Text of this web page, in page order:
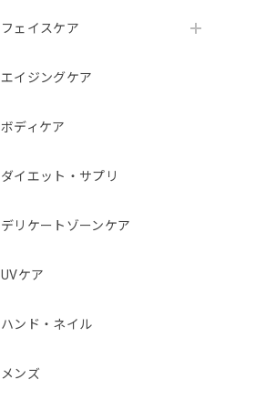
フェイスケア
エイジングケア
ボディケア
ダイエット・サプリ
デリケートゾーンケア
UVケア
ハンド・ネイル
メンズ